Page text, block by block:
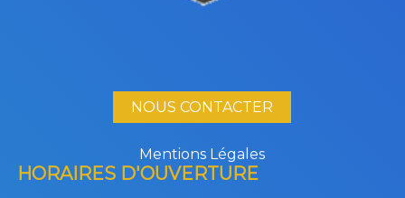
NOUS CONTACTER
Mentions Légales
HORAIRES D'OUVERTURE